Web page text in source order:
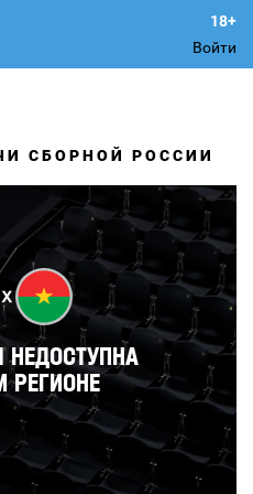
Войти
СБОРНОЙ РОССИИ